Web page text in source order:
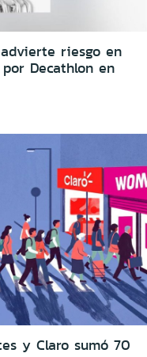
riesgo en
Decathlon en
y Claro sumó 70